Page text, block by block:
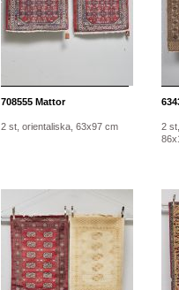
708555 Mattor
2 st, orientaliska, 63x97 cm
2